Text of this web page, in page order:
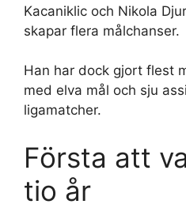
Kacaniklic och Nikola
skapar flera målchanser.
Han har dock gjort flest
med elva mål och sju
ligamatcher.
Första att
tio år